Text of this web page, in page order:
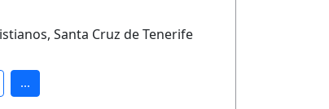
Santa Cruz de Tenerife
...